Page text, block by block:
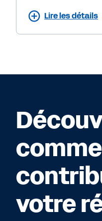
Lire les détails
votre